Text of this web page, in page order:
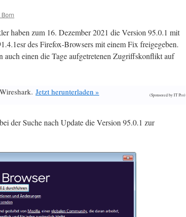
haben zum 16. Dezember 2021 die Version 95.0.1 mit
des Firefox-Browsers mit einem Fix freigegeben.
auch einen die Tage aufgetretenen Zugriffskonflikt auf
Jetzt herunterladen » (Sponsored by IT Pro)
der Suche nach Update die Version 95.0.1 zur